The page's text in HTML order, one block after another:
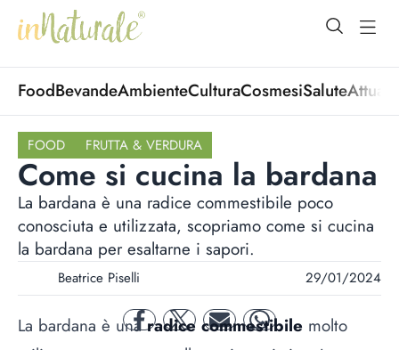
open
FoodBevandeAmbienteCulturaCosmesiSalute
FOOD FRUTTA & VERDURA
Come si cucina la bardana
La bardana è una radice commestibile poco
conosciuta e utilizzata, scopriamo come si cucina
la bardana per esaltarne i sapori.
Beatrice Piselli 29/01/2024
facebooktwitter mail whatsapp
La bardana è unaradice commestibile molto